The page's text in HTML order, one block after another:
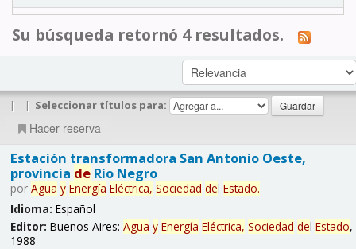
Su búsqueda retornó 4 resultados.
| | Seleccionar títulos para:
Hacer reserva
Estación transformadora San Antonio Oeste,
provincia deRío Negro
por Agua y Energía Eléctrica, Sociedad del Estado.
Idioma: Español
Editor: Buenos Aires: Agua y Energía Eléctrica, Sociedad del Estado,
1988